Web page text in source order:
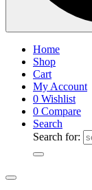
Home
Shop
Cart
My Account
0 Wishlist
0 Compare
Search
Search for: